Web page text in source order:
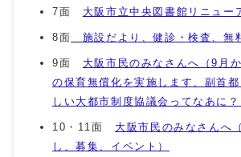
7面 大阪市立中央図書館リニュー
8面 施設だより、健診・検査、無
9面 大阪市民のみなさんへ（9月
の保育無償化を実施します、副首
しい大都市制度協議会ってなあに？
10・11面 大阪市民のみなさんへ
し、募集、イベント）